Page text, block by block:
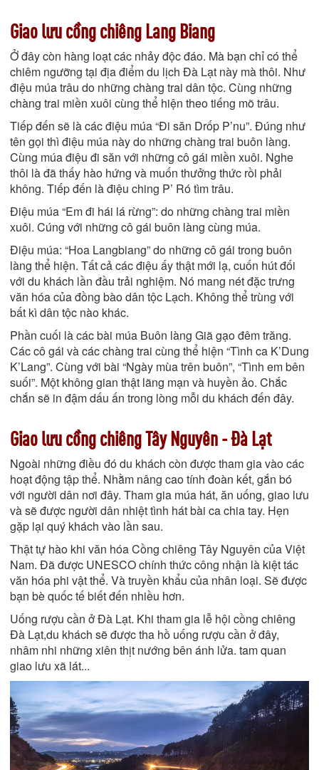
Giao lưu cồng chiêng Lang Biang
Ở đây còn hàng loạt các nhảy độc đáo. Mà bạn chỉ có thể
chiêm ngưỡng tại địa điểm du lịch Đà Lạt này mà thôi. Như
điệu múa trâu do những chàng trai dân tộc. Cùng những
chàng trai miền xuôi cùng thể hiện theo tiếng mõ trâu.
Tiếp đến sẽ là các điệu múa “Đi săn Drốp P’nu”. Đúng như
tên gọi thì điệu múa này do những chàng trai buôn làng.
Cùng múa điệu đi săn với những cô gái miền xuôi. Nghe
thôi là đã thấy hào hứng và muốn thưởng thức rồi phải
không. Tiếp đến là điệu ching P’ Ró tìm trâu.
Điệu múa “Em đi hái lá rừng”: do những chàng trai miền
xuôi. Cúng với những cô gái buôn làng cùng múa.
Điệu múa: “Hoa Langbiang” do những cô gái trong buôn
làng thể hiện. Tất cả các điệu ấy thật mới lạ, cuốn hút đối
với du khách lần đầu trải nghiệm. Nó mang nét đặc trưng
văn hóa của đồng bào dân tộc Lạch. Không thể trùng với
bất kì dân tộc nào khác.
Phần cuối là các bài múa Buôn làng Giã gạo đêm trăng.
Các cô gái và các chàng trai cùng thể hiện “Tình ca K’Dung
K’Lang”. Cùng với bài “Ngày mùa trên buôn”, “Tình em bên
suối”. Một không gian thật lãng mạn và huyền ảo. Chắc
chắn sẽ in đậm dấu ấn trong lòng mỗi du khách đến đây.
Giao lưu cồng chiêng Tây Nguyên - Đà Lạt
Ngoài những điều đó du khách còn được tham gia vào các
hoạt động tập thể. Nhằm nâng cao tính đoàn kết, gắn bó
với người dân nơi đây. Tham gia múa hát, ăn uống, giao lưu
và sẽ được người dân nhiệt tình hát bài ca chia tay. Hẹn
gặp lại quý khách vào lần sau.
Thật tự hào khi văn hóa Cồng chiêng Tây Nguyên của Việt
Nam. Đã được UNESCO chính thức công nhận là kiệt tác
văn hóa phi vật thể. Và truyền khẩu của nhân loại. Sẽ được
bạn bè quốc tế biết đến nhiều hơn.
Uống rượu cần ở Đà Lạt. Khi tham gia lễ hội cồng chiêng
Đà Lạt,du khách sẽ được tha hồ uống rượu cần ở đây,
nhâm nhi những xiên thịt nướng bên ánh lửa. tam quan
giao lưu xã lát...